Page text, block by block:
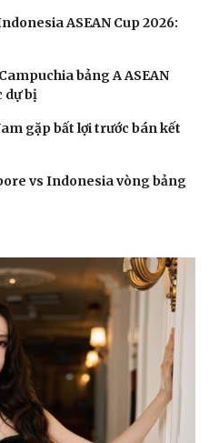
ASEAN Cup 2026:
bảng A ASEAN
dự bị
gặp bất lợi trước bán kết
vs Indonesia vòng bảng